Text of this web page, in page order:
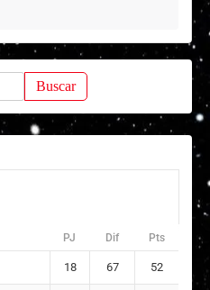
PJ Dif Pts
18 67 52